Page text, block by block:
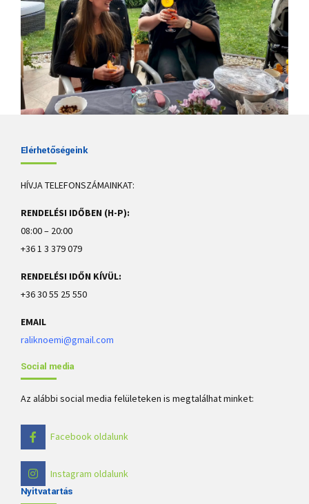
Elérhetőségeink
HÍVJA TELEFONSZÁMAINKAT:
RENDELÉSI IDŐBEN (H-P):
08:00 – 20:00
+36 1 3 379 079
RENDELÉSI IDŐN KÍVÜL:
+36 30 55 25 550
EMAIL
raliknoemi@gmail.com
Social media
Az alábbi social media felületeken is megtalálhat minket:
Facebook oldalunk
Instagram oldalunk
Nyitvatartás